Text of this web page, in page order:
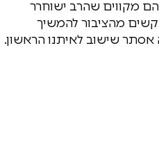
מקווים שהרב ישוחרר
מהציבור להמשיך
אסתר שישוב לאיתנו הראשון.